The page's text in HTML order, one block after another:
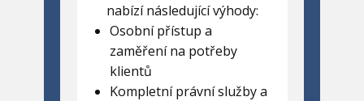
nabízí následující výhody:
Osobní přístup a
zaměření na potřeby
klientů
Kompletní právní služby a